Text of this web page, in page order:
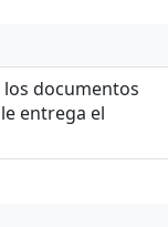
documentos
entrega el